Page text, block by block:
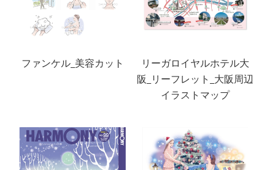
ファンケル_美容カット
リーガロイヤルホテル大
阪_リーフレット_大阪周辺
イラストマップ